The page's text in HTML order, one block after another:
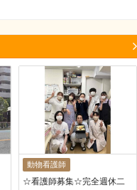
動物看護師
☆看護師募集☆完全週休二